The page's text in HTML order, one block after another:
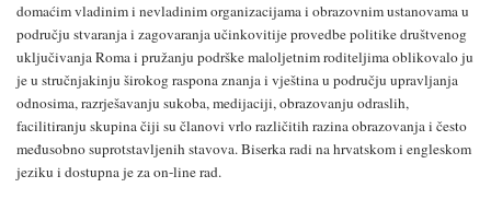
domaćim vladinim i nevladinim organizacijama i obrazovnim ustanovama u
području stvaranja i zagovaranja učinkovitije provedbe politike društvenog
uključivanja Roma i pružanju podrške maloljetnim roditeljima oblikovalo ju
je u stručnjakinju širokog raspona znanja i vještina u području upravljanja
odnosima, razrješavanju sukoba, medijaciji, obrazovanju odraslih,
facilitiranju skupina čiji su članovi vrlo različitih razina obrazovanja i često
međusobno suprotstavljenih stavova. Biserka radi na hrvatskom i engleskom
jeziku i dostupna je za on-line rad.